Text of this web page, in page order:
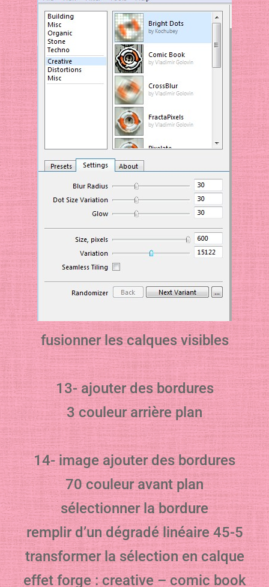
fusionner les calques visibles
13- ajouter des bordures
3 couleur arrière plan
14- image ajouter des bordures
70 couleur avant plan
sélectionner la bordure
remplir d’un dégradé linéaire 45-5
transformer la sélection en calque
effet forge : creative – comic book